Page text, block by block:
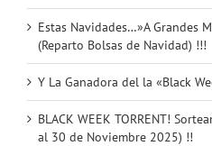
Estas Navidades…»A Grandes
(Reparto Bolsas de Navidad) !!!
Y La Ganadora del la «Black
BLACK WEEK TORRENT!
al 30 de Noviembre 2025) !!